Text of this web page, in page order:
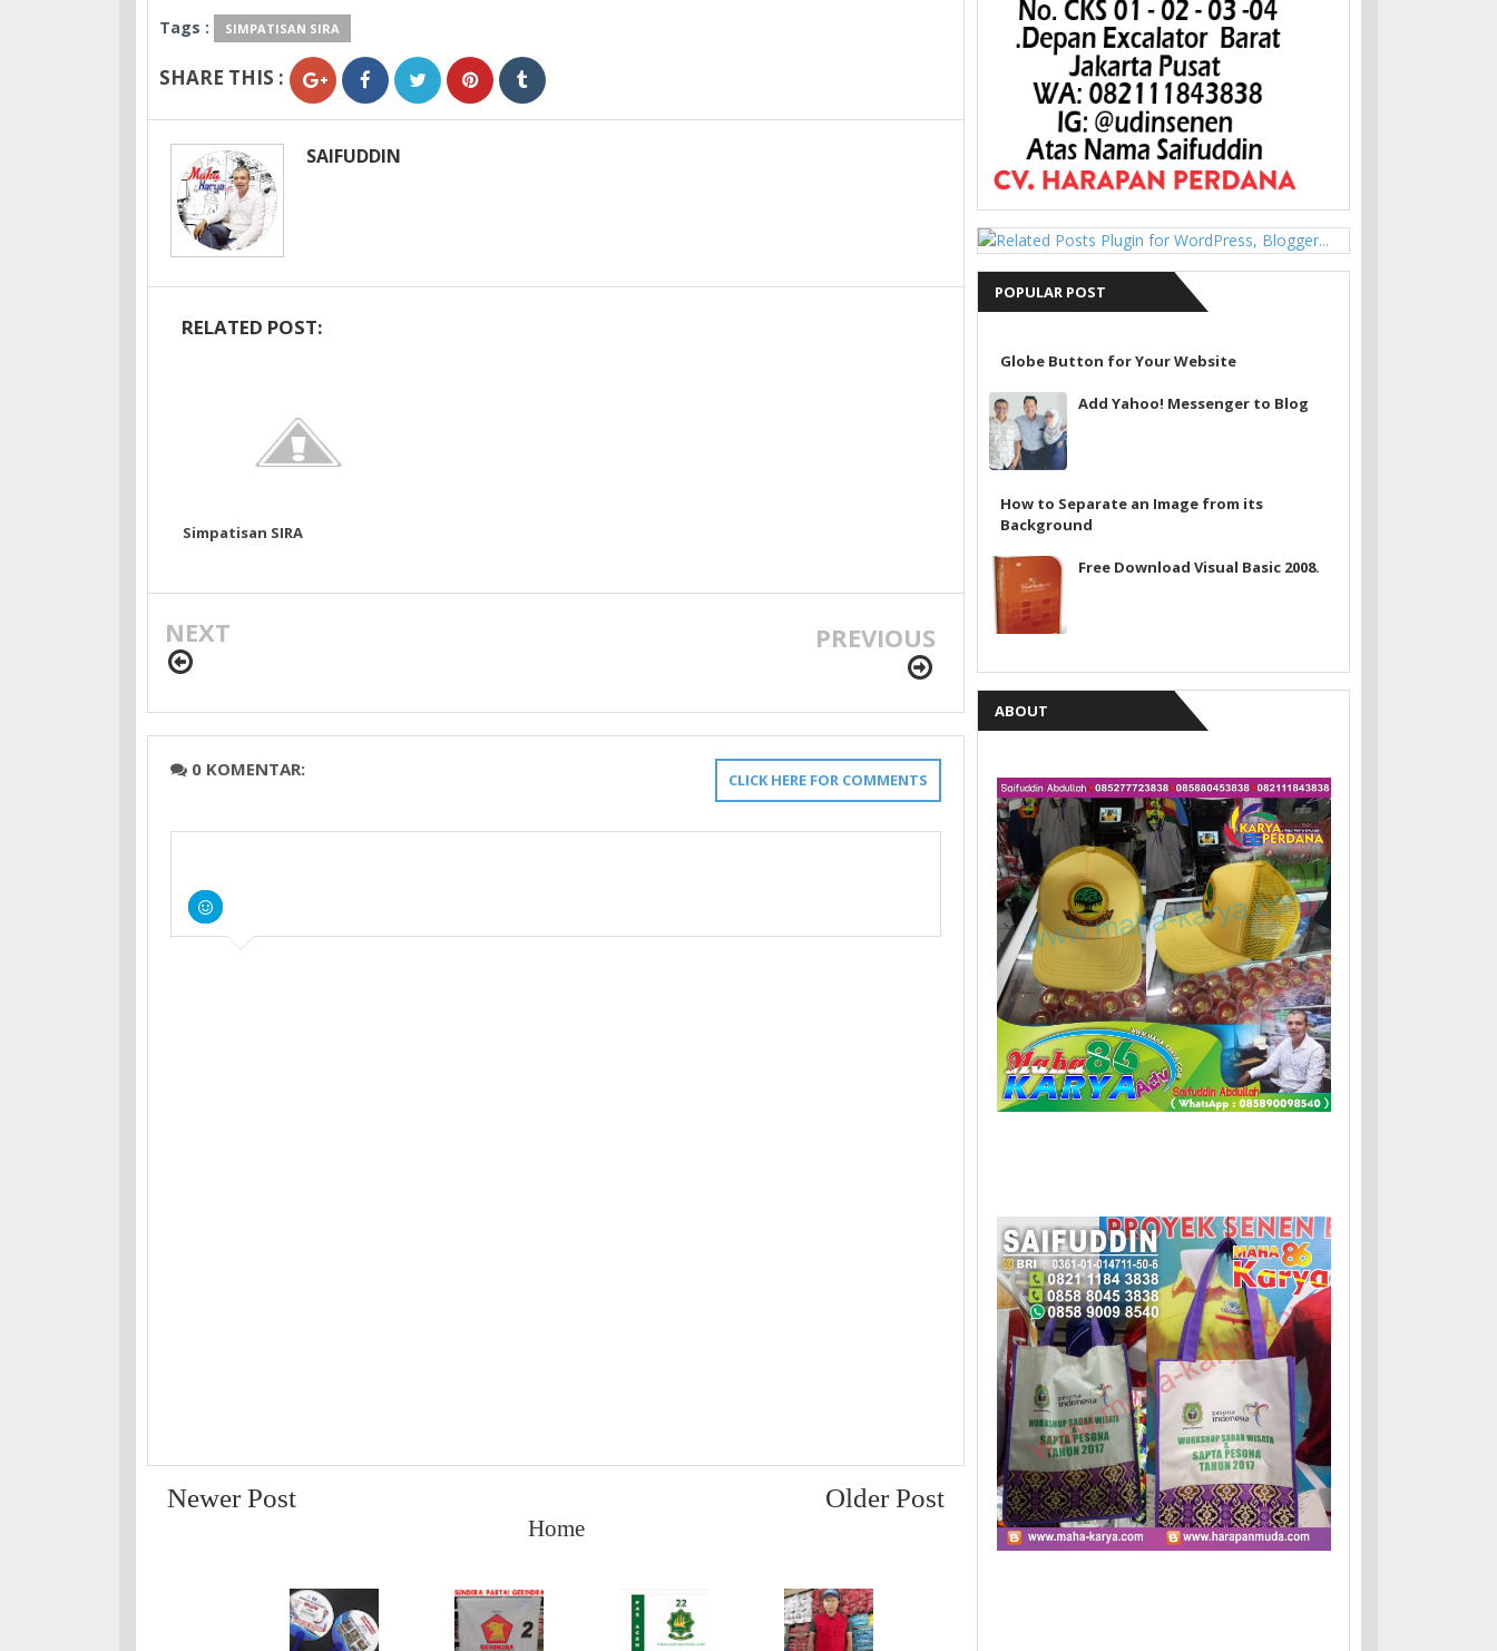
Tags : SIMPATISAN SIRA
SHARE THIS :
SAIFUDDIN
RELATED POST:
Simpatisan SIRA
NEXT PREVIOUS
CLICK HERE FOR COMMENTS
0 KOMENTAR:
Newer Post Older Post
Home
POPULAR POST
Globe Button for Your Website
Add Yahoo! Messenger to Blog
How to Separate an Image from its
Background
Free Download Visual Basic 2008.
ABOUT